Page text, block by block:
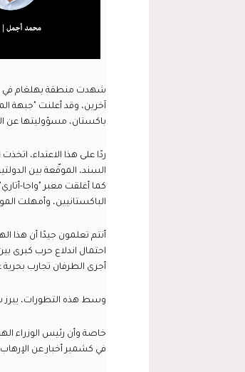
آخرين، وقد أعلنت "جبهة
باكستان، مسؤوليتها عن
ردًا على هذا الاعتداء،
كما أغلقت معبر "واجا-
الباكستانيين، وأمهلت
أنتم تعلمون جيدًا أن هذا
احتمال اندلاع حرب كبرى
أجرى الطرفان تجارب بحرية
وسط هذه التطورات، يبرز
في كشمير أخبار عن